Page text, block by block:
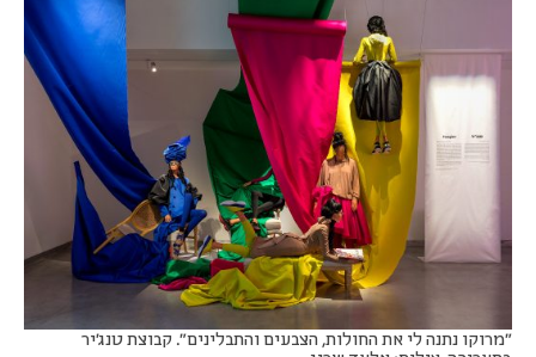
"מרוקו נתנה לי את החולות, הצבעים והתבלינים". קבוצת טנג'יר